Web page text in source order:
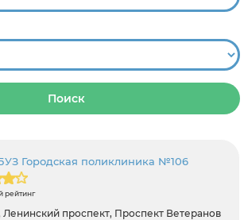
Поиск
Городская поликлиника №106
рейтинг
Ленинский проспект, Проспект Ветеранов